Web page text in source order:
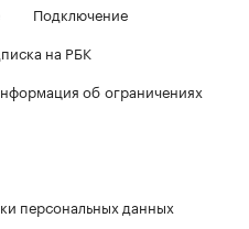
Подключение
на РБК
об ограничениях
персональных данных